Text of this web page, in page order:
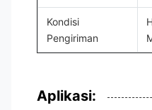
Kondisi
Pengiriman
Aplikasi: